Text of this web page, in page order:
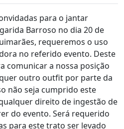
para o jantar
Barroso no dia 20 de
requeremos o uso
no referido evento. Deste
comunicar a nossa posição
outro outfit por parte da
não seja cumprido este
direito de ingestão de
do evento. Será requerido
para este trato ser levado